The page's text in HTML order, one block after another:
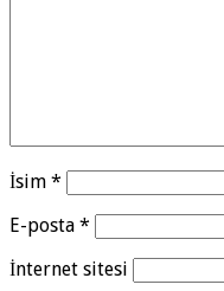
İsim *
E-posta *
İnternet sitesi